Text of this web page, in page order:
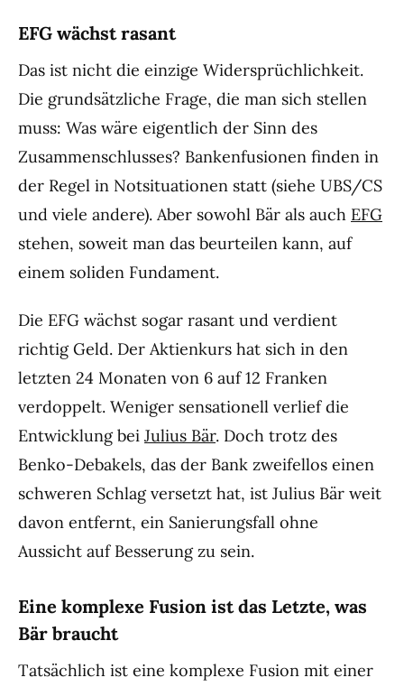
EFG wächst rasant
Das ist nicht die einzige Widersprüchlichkeit.
Die grundsätzliche Frage, die man sich stellen
muss: Was wäre eigentlich der Sinn des
Zusammenschlusses? Bankenfusionen finden in
der Regel in Notsituationen statt (siehe UBS/CS
und viele andere). Aber sowohl Bär als auch EFG
stehen, soweit man das beurteilen kann, auf
einem soliden Fundament.
Die EFG wächst sogar rasant und verdient
richtig Geld. Der Aktienkurs hat sich in den
letzten 24 Monaten von 6 auf 12 Franken
verdoppelt. Weniger sensationell verlief die
Entwicklung bei Julius Bär. Doch trotz des
Benko-Debakels, das der Bank zweifellos einen
schweren Schlag versetzt hat, ist Julius Bär weit
davon entfernt, ein Sanierungsfall ohne
Aussicht auf Besserung zu sein.
Eine komplexe Fusion ist das Letzte, was
Bär braucht
Tatsächlich ist eine komplexe Fusion mit einer